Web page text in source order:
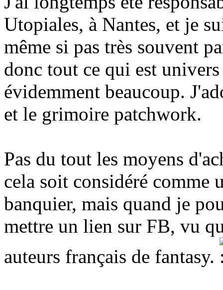
Utopiales, à Nantes, et je
même si pas très souvent
donc tout ce qui est
évidemment beaucoup.
et le grimoire patchwork.
Pas du tout les moyens
cela soit considéré comme
banquier, mais quand je
mettre un lien sur FB, vu
auteurs français de fantasy.